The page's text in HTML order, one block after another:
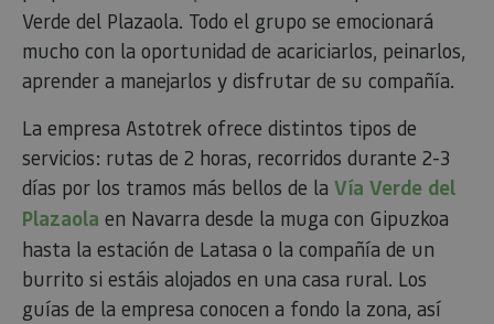
Verde del Plazaola. Todo el grupo se emocionará
mucho con la oportunidad de acariciarlos, peinarlos,
aprender a manejarlos y disfrutar de su compañía.
La empresa Astotrek ofrece distintos tipos de
servicios: rutas de 2 horas, recorridos durante 2-3
días por los tramos más bellos de la Vía Verde del
Plazaola en Navarra desde la muga con Gipuzkoa
hasta la estación de Latasa o la compañía de un
burrito si estáis alojados en una casa rural. Los
guías de la empresa conocen a fondo la zona, así